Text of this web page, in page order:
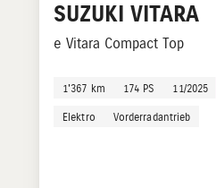
SUZUKI VITARA
e Vitara Compact Top
1'367 km 174 PS 11/2025
Elektro Vorderradantrieb